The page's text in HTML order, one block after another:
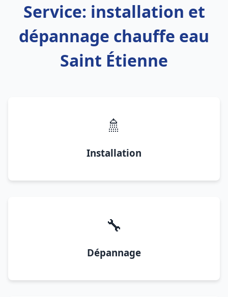
Service: installation et
dépannage chauffe eau
Saint Étienne
🚿
Installation
🔧
Dépannage